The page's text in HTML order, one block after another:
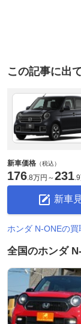
この記事に出
新車価格 （税込）
176 8万円 ～231
新車
ホンダ N-ONEの
全国のホンダ